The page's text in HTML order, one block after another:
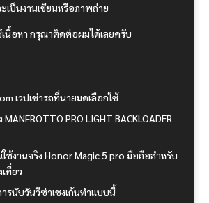
เป็นงานเขียนหรือภาพถ่าย
นื้อหา กรุณาติดต่อผมได้เลยครับ
เวปเช่ารถที่นายมดเลือกใช้
PRO LIGHT BACKLOADER
ช้งานจริง Honor Magic 5 pro มือถือสำหรับ
ที่ยว
ารนับวันวีซ่าเชงเก้นทำแบบนี้